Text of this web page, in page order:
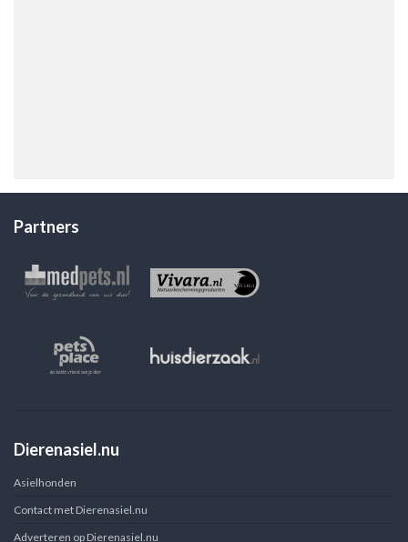
Partners
Dierenasiel.nu
Asielhonden
Contact met Dierenasiel.nu
Adverteren op Dierenasiel.nu